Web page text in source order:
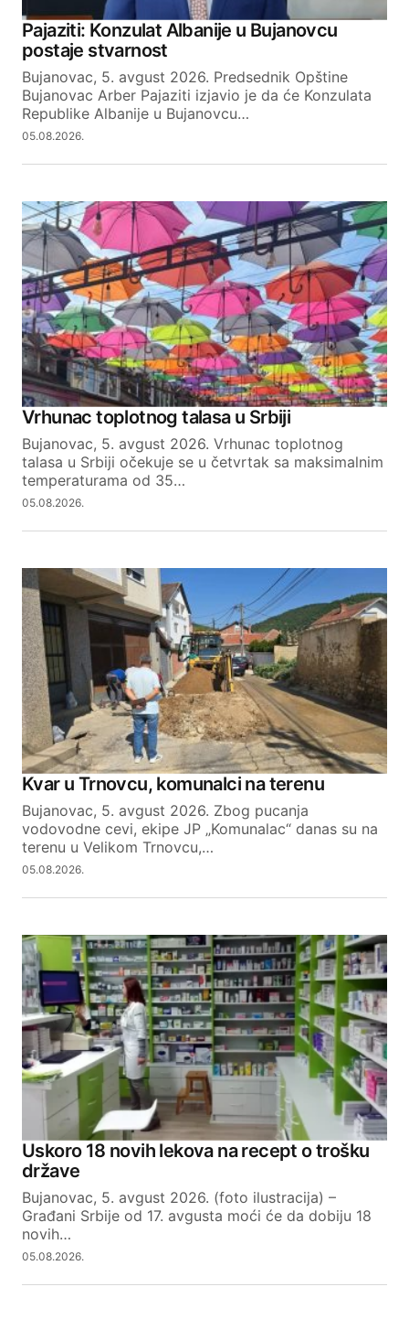
Your Name
Your E-mail
Pajaziti: Konzulat Albanije u Bujanovcu
postaje stvarnost
Bujanovac, 5. avgust 2026. Predsednik Opštine
Bujanovac Arber Pajaziti izjavio je da će Konzulata
Republike Albanije u Bujanovcu…
05.08.2026.
Vrhunac toplotnog talasa u Srbiji
Bujanovac, 5. avgust 2026. Vrhunac toplotnog
talasa u Srbiji očekuje se u četvrtak sa maksimalnim
temperaturama od 35…
05.08.2026.
Kvar u Trnovcu, komunalci na terenu
Bujanovac, 5. avgust 2026. Zbog pucanja
vodovodne cevi, ekipe JP „Komunalac“ danas su na
terenu u Velikom Trnovcu,…
05.08.2026.
Uskoro 18 novih lekova na recept o trošku
države
Bujanovac, 5. avgust 2026. (foto ilustracija) –
Građani Srbije od 17. avgusta moći će da dobiju 18
novih…
05.08.2026.